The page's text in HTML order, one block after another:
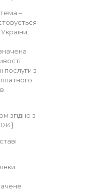
–
послуги з
згідно з